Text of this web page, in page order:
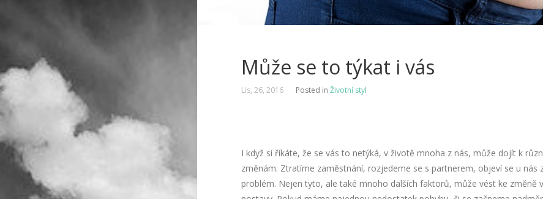
Může se to týkat i vás
Lis, 26, 2016 Posted in Životní styl
I když si říkáte, že se vás to netýká, v životě mnoha z nás, může dojít k
změnám. Ztratíme zaměstnání, rozjedeme se s partnerem, objeví se u nás
problém. Nejen tyto, ale také mnoho dalších faktorů, může vést ke změně